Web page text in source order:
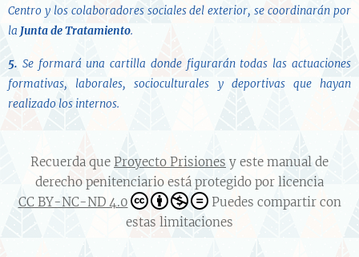
Centro y los colaboradores sociales del exterior, se coordinarán por
la Junta de Tratamiento.
5. Se formará una cartilla donde figurarán todas las actuaciones
formativas, laborales, socioculturales y deportivas que hayan
realizado los internos.
Recuerda que Proyecto Prisiones y este manual de
derecho penitenciario está protegido por licencia
CC BY-NC-ND 4.0
Puedes compartir con
estas limitaciones